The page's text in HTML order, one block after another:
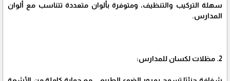
سهلة التركيب والتنظيف، ومتوفرة بألوان متعددة تتناسب مع ألوان
المدارس.
2. مظلات لكسان للمدارس: